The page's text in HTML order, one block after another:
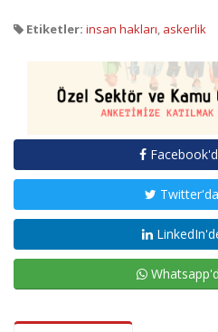
Etiketler: insan hakları, askerlik